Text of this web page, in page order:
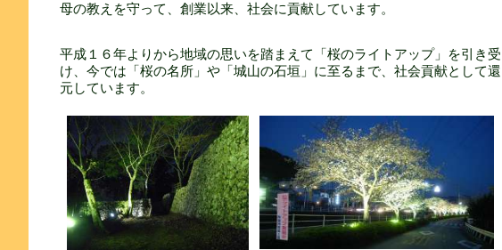
母の教えを守って、創業以来、社会に貢献しています。
平成１６年よりから地域の思いを踏まえて「桜のライトアップ」を引き受
け、今では「桜の名所」や「城山の石垣」に至るまで、社会貢献として還
元しています。